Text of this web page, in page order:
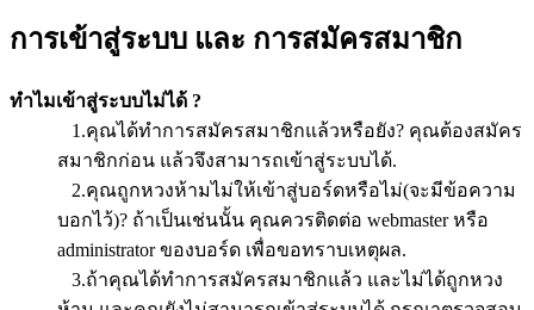
การเข้าสู่ระบบ และ การสมัครสมาชิก
ทำไมเข้าสู่ระบบไม่ได้ ?
1.คุณได้ทำการสมัครสมาชิกแล้วหรือยัง? คุณต้องสมัคร
สมาชิกก่อน แล้วจึงสามารถเข้าสู่ระบบได้.
2.คุณถูกหวงห้ามไม่ให้เข้าสู่บอร์ดหรือไม่(จะมีข้อความ
บอกไว้)? ถ้าเป็นเช่นนั้น คุณควรติดต่อ webmaster หรือ
administrator ของบอร์ด เพื่อขอทราบเหตุผล.
3.ถ้าคุณได้ทำการสมัครสมาชิกแล้ว และไม่ได้ถูกหวง